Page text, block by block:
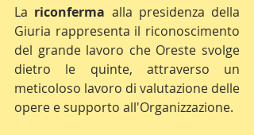
La riconferma alla presidenza della
Giuria rappresenta il riconoscimento
del grande lavoro che Oreste svolge
dietro le quinte, attraverso un
meticoloso lavoro di valutazione delle
opere e supporto all'Organizzazione.